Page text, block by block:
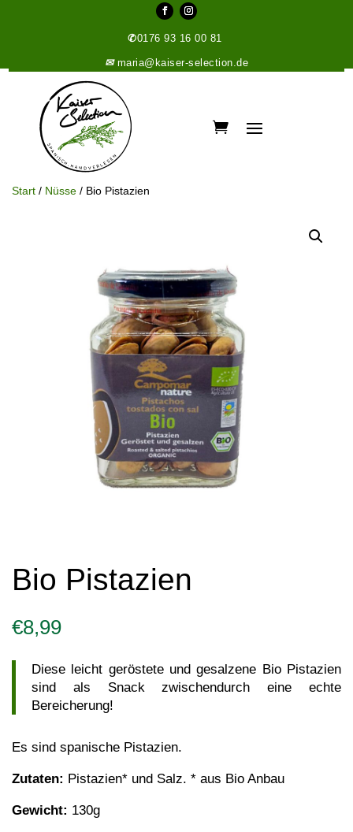
✆0176 93 16 00 81
✉ maria@kaiser-selection.de
Start / Nüsse / Bio Pistazien
Bio Pistazien
€8,99
Diese leicht geröstete und gesalzene Bio Pistazien
sind als Snack zwischendurch eine echte
Bereicherung!
Es sind spanische Pistazien.
Zutaten: Pistazien* und Salz. * aus Bio Anbau
Gewicht: 130g